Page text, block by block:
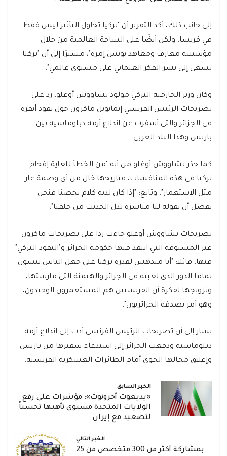
إلى جانب ذلك، أكد التقرير أن "تركيا تحاول التأثير ليس فقط
في فرنسا، ولكن أيضًا على الساحة العالمية من خلال
مؤسسة معارف ومعاهد يونس إمرة"، مشيرًا إلى أن "تركيا
تسعى إلى نشر الفكر العثماني على مستوى عالمي".
وكان وزير الخارجية التركي مولود تشاووش أوغلو، رد على
تصريحات الرئيس الفرنسي إيمانويل ماكرون حول نفوذ أنقرة
في الجزائر والتي أسفرت عن اندلاع أزمة دبلوماسية بين
باريس وهذا البلد العربي.
كما حذر تشاووش أوغلو من أنه "من الخطأ للغاية إقحام
تركيا في هذه المناقشات، فتاريخها خال من أي وصمة عار
مثل الاستعمار". وتابع: "إذا كان لديه كلام يخصنا فنحن
نفضل أن يقوله لنا مباشرة بدل الحديث من خلفنا".
تصريحات تشاووش أوغلو جاءت ردا على تصريحات ماكرون
غير المسبوقة التي انتقد فيها حكومة الجزائر و"النفوذ التركي"
فيها، قائلا: "أنا مندهش لقدرة تركيا على جعل الناس ينسون
تماما الدور الذي لعبته في الجزائر والهيمنة التي مارستها،
وترويجها لفكرة أن الفرنسيين هم المستعمرون الوحيدون،
وهو أمر يصدقه الجزائريون".
يشار إلى أن تصريحات الرئيس الفرنسي أدت إلى اندلاع أزمة
دبلوماسية ودفعت الجزائر إلى استدعاء سفيرها من باريس
وإغلاق مجالها الجوي أمام الطائرات العسكرية الفرنسية.
الخبر السابق
«يديعوت أحرونوت»: مؤشرات على رفع
الولايات المتحدة مستوى تأهبها تحسباً
لتصعيد مع إيران
الخبر التالي
بمشاركة أكثر من 300 متخصص من 25